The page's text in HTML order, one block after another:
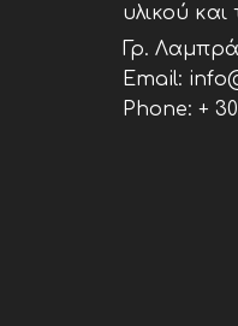
υλικού
Γρ.
Email:
Phone: +